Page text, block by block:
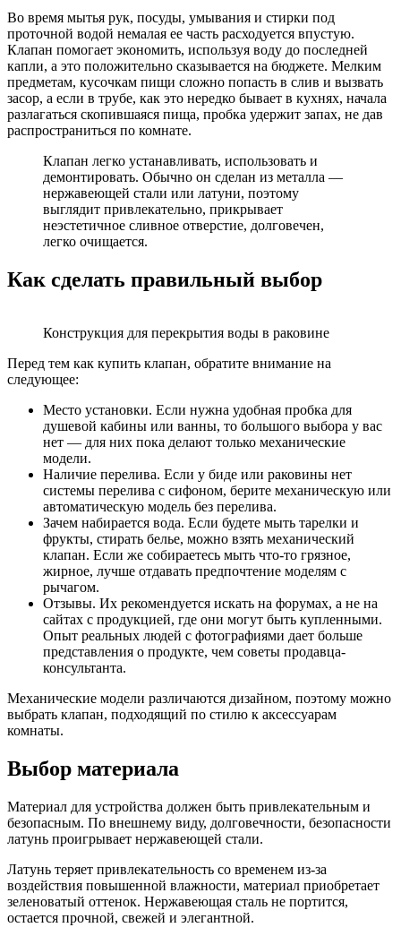
Во время мытья рук, посуды, умывания и стирки под
проточной водой немалая ее часть расходуется впустую.
Клапан помогает экономить, используя воду до последней
капли, а это положительно сказывается на бюджете. Мелким
предметам, кусочкам пищи сложно попасть в слив и вызвать
засор, а если в трубе, как это нередко бывает в кухнях, начала
разлагаться скопившаяся пища, пробка удержит запах, не дав
распространиться по комнате.
Клапан легко устанавливать, использовать и
демонтировать. Обычно он сделан из металла —
нержавеющей стали или латуни, поэтому
выглядит привлекательно, прикрывает
неэстетичное сливное отверстие, долговечен,
легко очищается.
Как сделать правильный выбор
Конструкция для перекрытия воды в раковине
Перед тем как купить клапан, обратите внимание на
следующее:
Место установки. Если нужна удобная пробка для
душевой кабины или ванны, то большого выбора у вас
нет — для них пока делают только механические
модели.
Наличие перелива. Если у биде или раковины нет
системы перелива с сифоном, берите механическую или
автоматическую модель без перелива.
Зачем набирается вода. Если будете мыть тарелки и
фрукты, стирать белье, можно взять механический
клапан. Если же собираетесь мыть что-то грязное,
жирное, лучше отдавать предпочтение моделям с
рычагом.
Отзывы. Их рекомендуется искать на форумах, а не на
сайтах с продукцией, где они могут быть купленными.
Опыт реальных людей с фотографиями дает больше
представления о продукте, чем советы продавца-
консультанта.
Механические модели различаются дизайном, поэтому можно
выбрать клапан, подходящий по стилю к аксессуарам
комнаты.
Выбор материала
Материал для устройства должен быть привлекательным и
безопасным. По внешнему виду, долговечности, безопасности
латунь проигрывает нержавеющей стали.
Латунь теряет привлекательность со временем из-за
воздействия повышенной влажности, материал приобретает
зеленоватый оттенок. Нержавеющая сталь не портится,
остается прочной, свежей и элегантной.